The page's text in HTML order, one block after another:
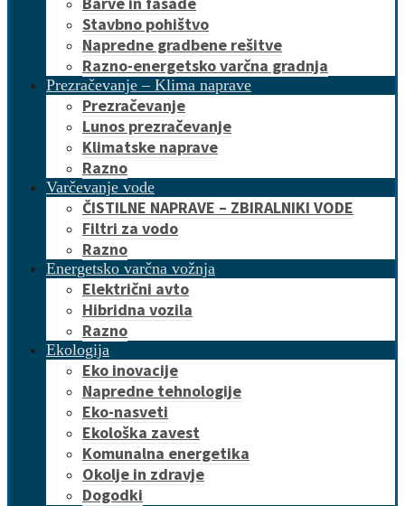
Stavbno pohištvo
Napredne gradbene rešitve
Razno-energetsko varčna gradnja
Prezračevanje – Klima naprave
Prezračevanje
Lunos prezračevanje
Klimatske naprave
Razno
Varčevanje vode
ČISTILNE NAPRAVE – ZBIRALNIKI VODE
Filtri za vodo
Razno
Energetsko varčna vožnja
Električni avto
Hibridna vozila
Razno
Ekologija
Eko inovacije
Napredne tehnologije
Eko-nasveti
Ekološka zavest
Komunalna energetika
Okolje in zdravje
Dogodki